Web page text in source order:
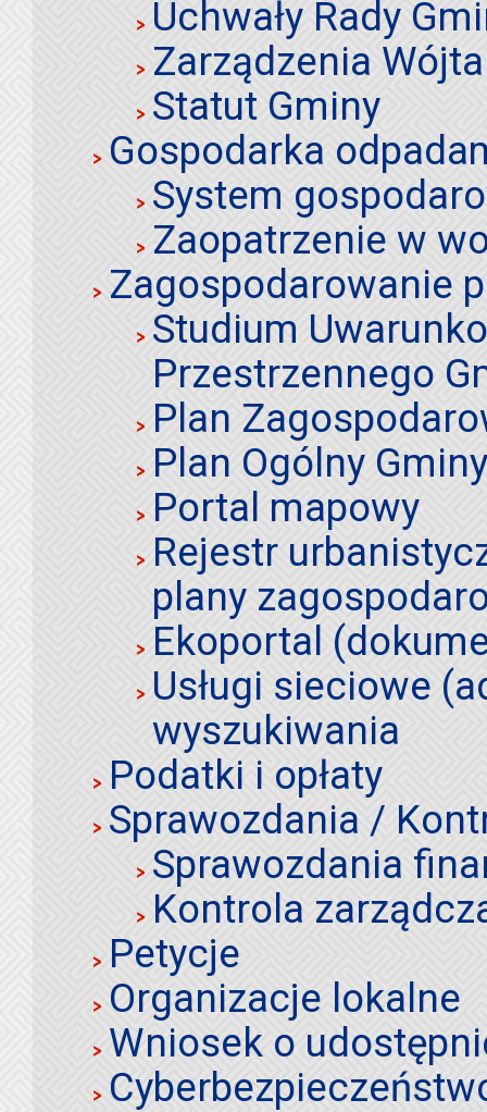
Uchwały Rady
Zarządzenia Wójta
Statut Gminy
Gospodarka
System
Zaopatrzenie w
Zagospodarowanie
Studium
Przestrzennego
Plan
Plan Ogólny
Portal mapowy
Rejestr
plany
Ekoportal
Usługi sieciowe
wyszukiwania
Podatki i opłaty
Sprawozdania /
Sprawozdania
Kontrola
Petycje
Organizacje lokalne
Wniosek o